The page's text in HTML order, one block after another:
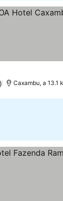
Caxambu, a 13.1